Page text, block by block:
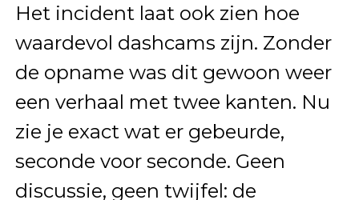
Het incident laat ook zien hoe
waardevol dashcams zijn. Zonder
de opname was dit gewoon weer
een verhaal met twee kanten. Nu
zie je exact wat er gebeurde,
seconde voor seconde. Geen
discussie, geen twijfel: de